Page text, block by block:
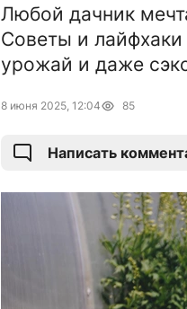
Любой дачник
Советы и лайфхаки
урожай и даже
8 июня 2025, 12:04 85
Написать